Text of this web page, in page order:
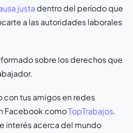
justa dentro del período que
a las autoridades laborales
sobre los derechos que
con tus amigos en redes
Facebook comoTopTrabajos.
interés acerca del mundo